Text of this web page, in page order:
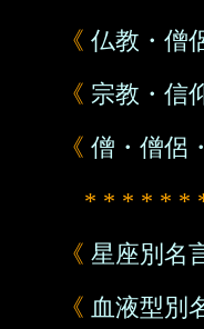
《 仏教・僧
《 宗教・信
《 僧・僧侶
* * * * * *
《 星座別名
《 血液型別